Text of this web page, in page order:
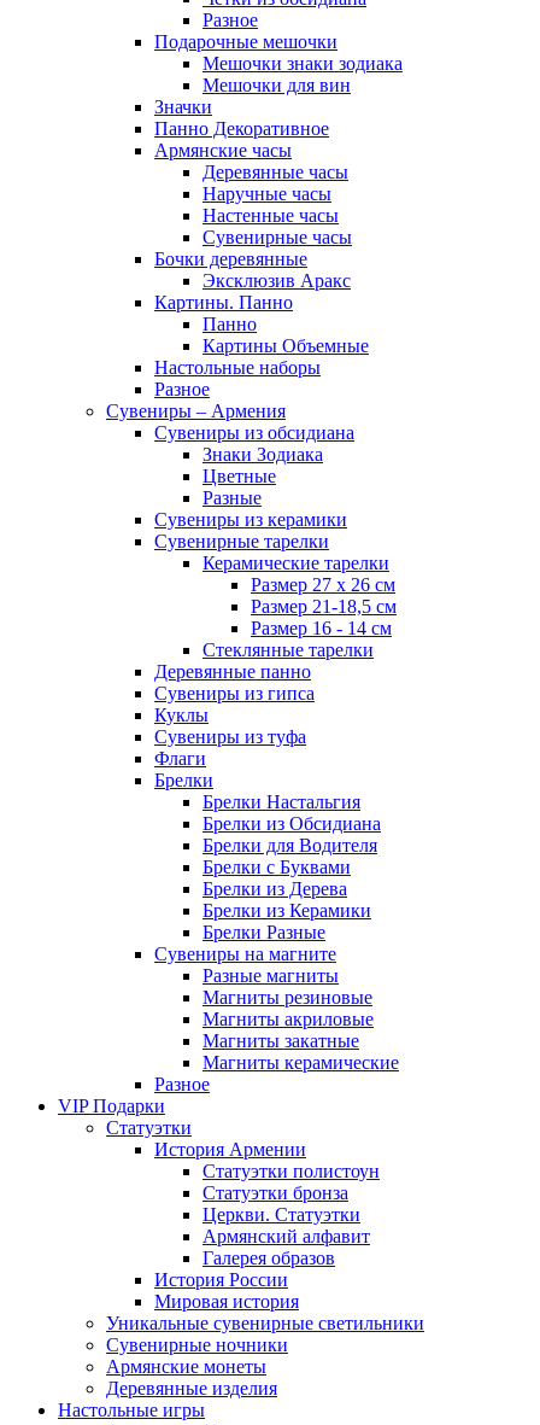
Разное
Подарочные мешочки
Мешочки знаки зодиака
Мешочки для вин
Значки
Панно Декоративное
Армянские часы
Деревянные часы
Наручные часы
Настенные часы
Сувенирные часы
Бочки деревянные
Эксклюзив Аракс
Картины. Панно
Панно
Картины Объемные
Настольные наборы
Разное
Сувениры – Армения
Сувениры из обсидиана
Знаки Зодиака
Цветные
Разные
Сувениры из керамики
Сувенирные тарелки
Керамические тарелки
Размер 27 х 26 см
Размер 21-18,5 см
Размер 16 - 14 см
Стеклянные тарелки
Деревянные панно
Сувениры из гипса
Куклы
Сувениры из туфа
Флаги
Брелки
Брелки Настальгия
Брелки из Обсидиана
Брелки для Водителя
Брелки с Буквами
Брелки из Дерева
Брелки из Керамики
Брелки Разные
Сувениры на магните
Разные магниты
Магниты резиновые
Магниты акриловые
Магниты закатные
Магниты керамические
Разное
VIP Подарки
Статуэтки
История Армении
Статуэтки полистоун
Статуэтки бронза
Церкви. Статуэтки
Армянский алфавит
Галерея образов
История России
Мировая история
Уникальные сувенирные светильники
Сувенирные ночники
Армянские монеты
Деревянные изделия
Настольные игры